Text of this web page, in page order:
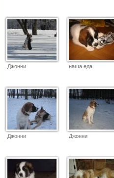
Джонни наша еда
Джонни Джонни